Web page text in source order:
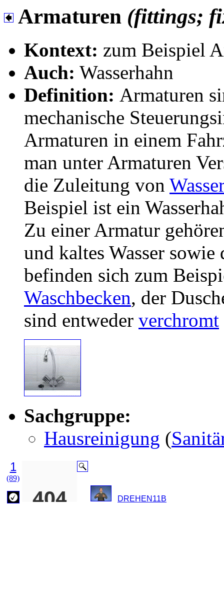
Armaturen (fittings;
Kontext: zum Beispiel
Auch: Wasserhahn
Definition: Armaturen
mechanische
Armaturen in einem
man unter Armaturen
die Zuleitung von
Beispiel ist ein
Zu einer Armatur
und kaltes Wasser
befinden sich zum
Waschbecken, der
sind entweder verchromt
Sachgruppe:
Hausreinigung (
1
(89)
DREHEN11B